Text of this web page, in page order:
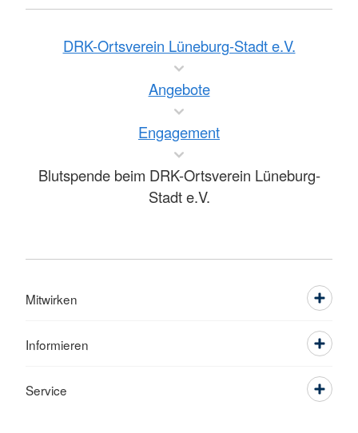
DRK-Ortsverein Lüneburg-Stadt e.V.
Angebote
Engagement
Blutspende beim DRK-Ortsverein Lüneburg-
Stadt e.V.
Mitwirken
Informieren
Service